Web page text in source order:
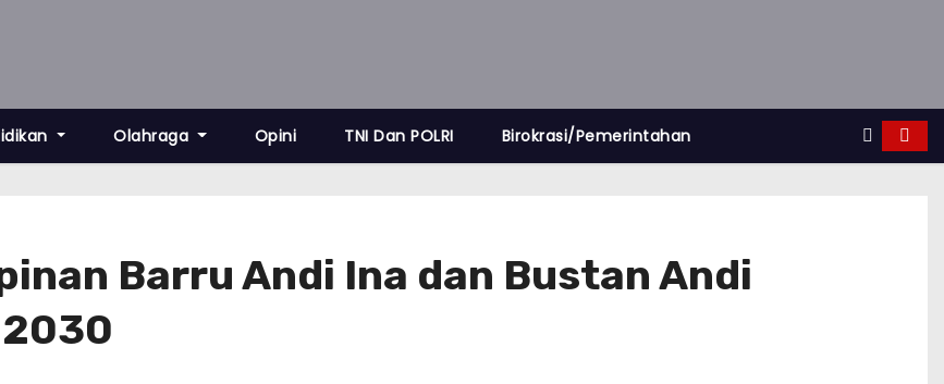
Olahraga Opini TNI Dan POLRI Birokrasi/Pemerintahan
Barru Andi Ina dan Bustan Andi